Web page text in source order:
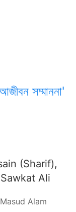
সম্মাননা'
(Sharif),
Ali
Alam